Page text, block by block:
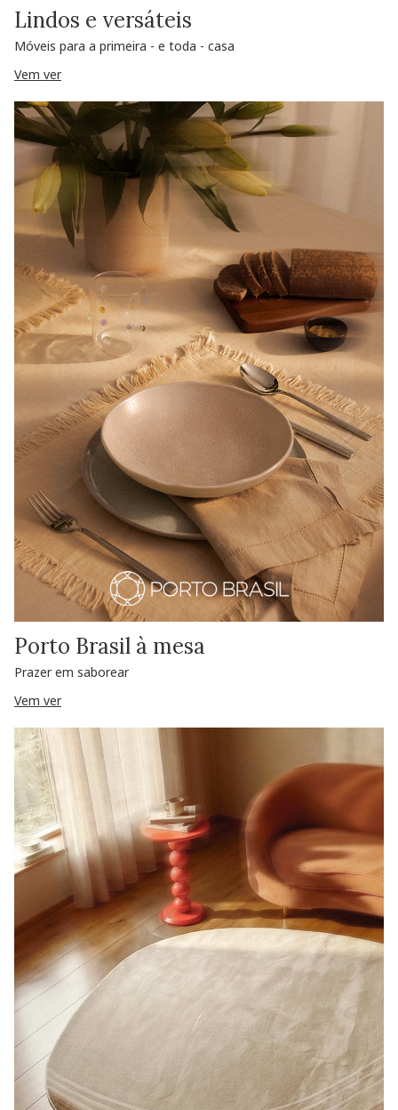
Lindos e versáteis
Móveis para a primeira - e toda - casa
Vem ver
Porto Brasil à mesa
Prazer em saborear
Vem ver